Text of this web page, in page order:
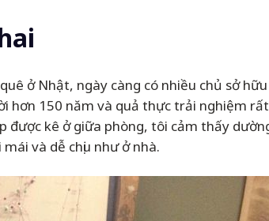
ở Nhật, ngày càng có nhiều chủ sở
150 năm và quả thực trải nghiệm
kê ở giữa phòng, tôi cảm thấy
và dễ chịu như ở nhà.